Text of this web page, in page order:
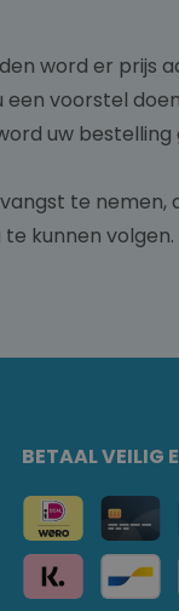
word er prijs
voorstel
uw bestelling
te nemen,
kunnen volgen.
BETAAL VEILIG